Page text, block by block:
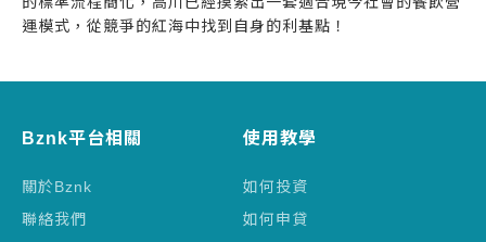
運模式，從競爭的紅海中找到自身的利基點！
Bznk平台相關
關於Bznk
聯絡我們
使用教學
如何投資
如何申貸